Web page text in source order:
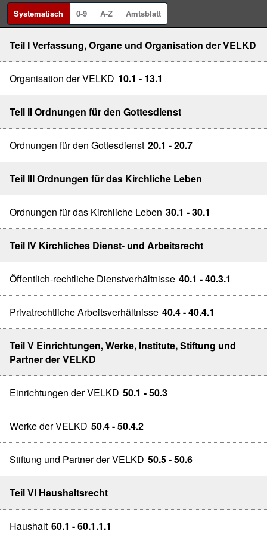
Systematisch 0-9 A-Z Amtsblatt
Teil I Verfassung, Organe und Organisation der VELKD
Organisation der VELKD 10.1 - 13.1
Teil II Ordnungen für den Gottesdienst
Ordnungen für den Gottesdienst 20.1 - 20.7
Teil III Ordnungen für das Kirchliche Leben
Ordnungen für das Kirchliche Leben 30.1 - 30.1
Teil IV Kirchliches Dienst- und Arbeitsrecht
Öffentlich-rechtliche Dienstverhältnisse 40.1 - 40.3.1
Privatrechtliche Arbeitsverhältnisse 40.4 - 40.4.1
Teil V Einrichtungen, Werke, Institute, Stiftung und
Partner der VELKD
Einrichtungen der VELKD 50.1 - 50.3
Werke der VELKD 50.4 - 50.4.2
Stiftung und Partner der VELKD 50.5 - 50.6
Teil VI Haushaltsrecht
Haushalt 60.1 - 60.1.1.1